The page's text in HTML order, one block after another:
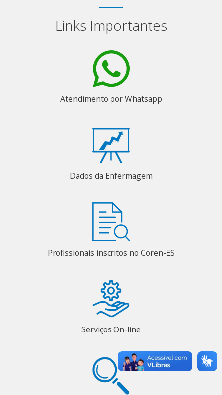
Links Importantes
Atendimento por Whatsapp
Dados da Enfermagem
Profissionais inscritos no Coren-ES
Serviços On-line